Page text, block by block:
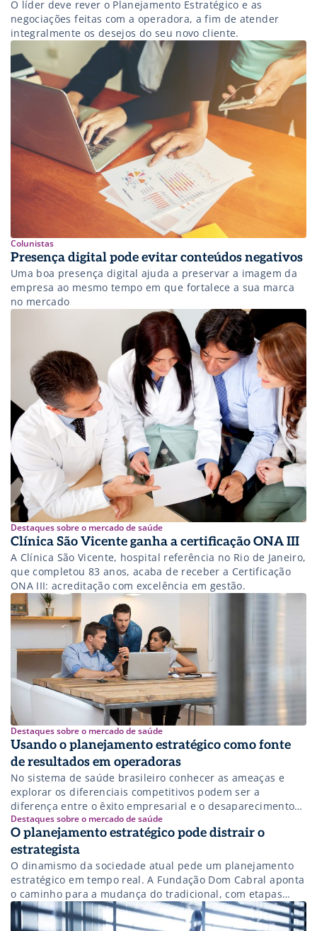
O líder deve rever o Planejamento Estratégico e as
negociações feitas com a operadora, a fim de atender
integralmente os desejos do seu novo cliente.
Colunistas
Presença digital pode evitar conteúdos negativos
Uma boa presença digital ajuda a preservar a imagem da
empresa ao mesmo tempo em que fortalece a sua marca
no mercado
Destaques sobre o mercado de saúde
Clínica São Vicente ganha a certificação ONA III
A Clínica São Vicente, hospital referência no Rio de Janeiro,
que completou 83 anos, acaba de receber a Certificação
ONA III: acreditação com excelência em gestão.
Destaques sobre o mercado de saúde
Usando o planejamento estratégico como fonte
de resultados em operadoras
No sistema de saúde brasileiro conhecer as ameaças e
explorar os diferenciais competitivos podem ser a
diferença entre o êxito empresarial e o desaparecimento
do mercado. Na realidade das operadoras de saúde, um
planejamento estratégico tem como foco a melhoria dos
resultados empresariais e também dos assistenciais.
Sendo o planejamento estratégico uma ferramenta de
gestão […]
Destaques sobre o mercado de saúde
O planejamento estratégico pode distrair o
estrategista
O dinamismo da sociedade atual pede um planejamento
estratégico em tempo real. A Fundação Dom Cabral aponta
o caminho para a mudança do tradicional, com etapas
definidas, para processos mais flexíveis e colaborativos